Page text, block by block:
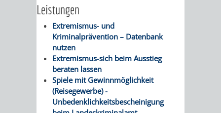
MIGRANTEN
/
FLÜCHTLINGE
BAUHERREN
BAUHERRENBERATUNG
DENKMALSCHUTZ
AUFGABEN
STEUERVORTEILE
VERKAUF
STÄDTISCHER
RATHAUS
Leistungen
Extremismus- und
Kriminalprävention – Datenbank
nutzen
Extremismus-sich beim Ausstieg
beraten lassen
Spiele mit Gewinnmöglichkeit
(Reisegewerbe) -
Unbedenklichkeitsbescheinigung